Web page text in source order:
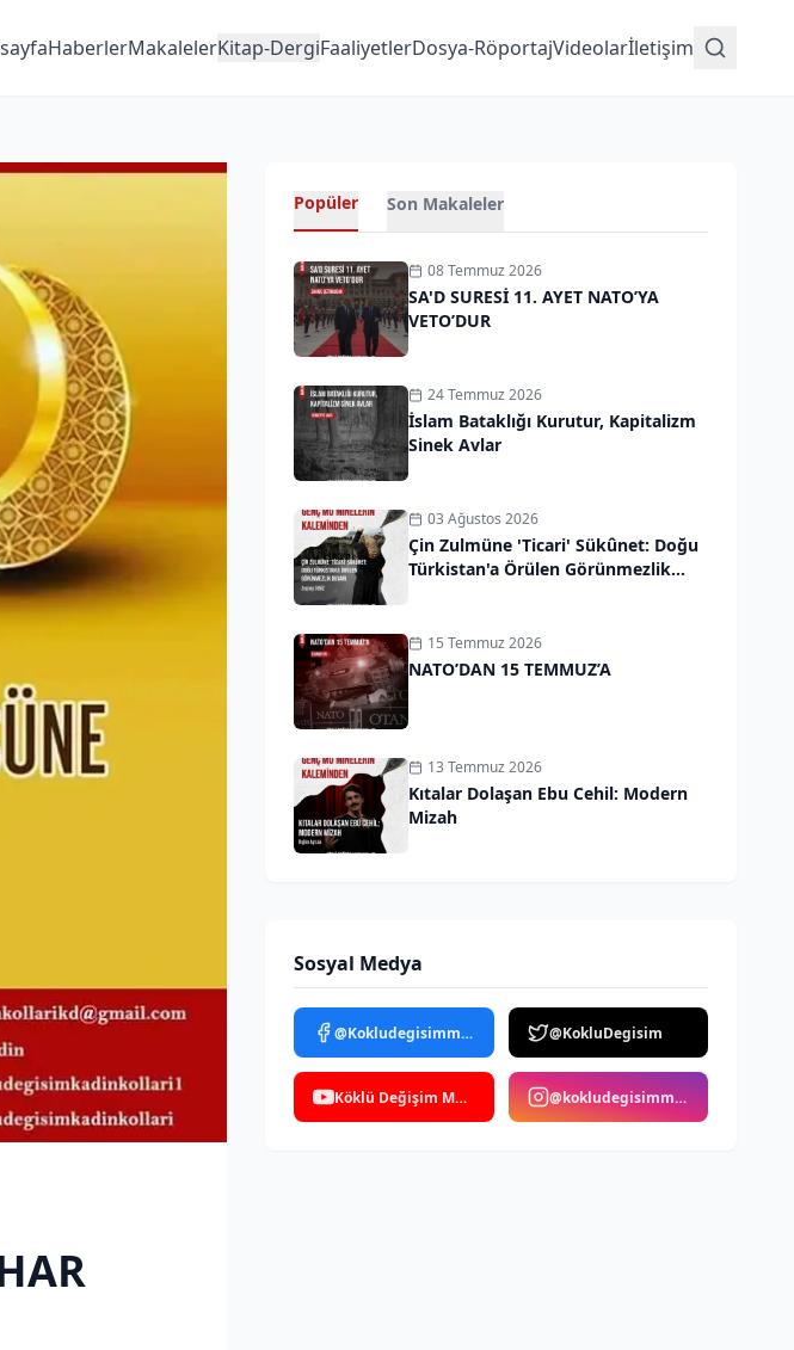
HaberlerMakalelerKitap-DergiFaaliyetlerDosya-RöportajVideolarİletişim
Popüler Son Makaleler
08 Temmuz 2026
SA'D SURESİ 11. AYET NATO’YA
VETO’DUR
24 Temmuz 2026
İslam Bataklığı Kurutur, Kapitalizm
Sinek Avlar
03 Ağustos 2026
Çin Zulmüne 'Ticari' Sükûnet: Doğu
Türkistan'a Örülen Görünmezlik
15 Temmuz 2026
NATO’DAN 15 TEMMUZ’A
13 Temmuz 2026
Kıtalar Dolaşan Ebu Cehil: Modern
Mizah
Sosyal Medya
@Kokludegisimmedya @KokluDegisim
Köklü Değişim Medya @kokludegisimmedya